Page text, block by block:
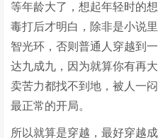
等年龄大了，想起年轻时的
毒打后才明白，除非是小说
智光环，否则普通人穿越到
达九成九，因为就算你有再
卖苦力都找不到地，被人一
最正常的开局。
所以就算是穿越，最好穿越